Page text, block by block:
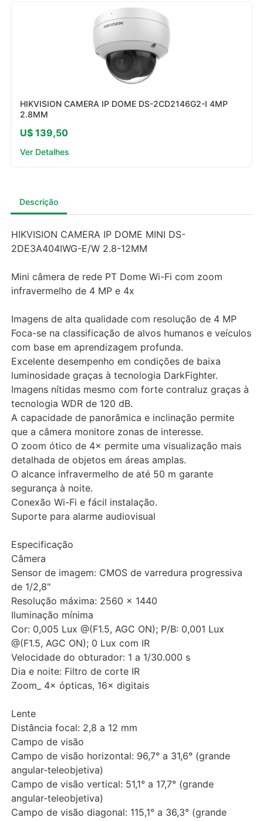
HIKVISION CAMERA IP DOME DS-2CD2146G2-I 4MP
2.8MM
U$ 139,50
Ver Detalhes
Descrição
HIKVISION CAMERA IP DOME MINI DS-
2DE3A404IWG-E/W 2.8-12MM
Mini câmera de rede PT Dome Wi-Fi com zoom
infravermelho de 4 MP e 4x
Imagens de alta qualidade com resolução de 4 MP
Foca-se na classificação de alvos humanos e veículos
com base em aprendizagem profunda.
Excelente desempenho em condições de baixa
luminosidade graças à tecnologia DarkFighter.
Imagens nítidas mesmo com forte contraluz graças à
tecnologia WDR de 120 dB.
A capacidade de panorâmica e inclinação permite
que a câmera monitore zonas de interesse.
O zoom ótico de 4× permite uma visualização mais
detalhada de objetos em áreas amplas.
O alcance infravermelho de até 50 m garante
segurança à noite.
Conexão Wi-Fi e fácil instalação.
Suporte para alarme audiovisual
Especificação
Câmera
Sensor de imagem: CMOS de varredura progressiva
de 1/2,8"
Resolução máxima: 2560 × 1440
Iluminação mínima
Cor: 0,005 Lux @(F1.5, AGC ON); P/B: 0,001 Lux
@(F1.5, AGC ON); 0 Lux com IR
Velocidade do obturador: 1 a 1/30.000 s
Dia e noite: Filtro de corte IR
Zoom_ 4× ópticas, 16× digitais
Lente
Distância focal: 2,8 a 12 mm
Campo de visão
Campo de visão horizontal: 96,7° a 31,6° (grande
angular-teleobjetiva)
Campo de visão vertical: 51,1° a 17,7° (grande
angular-teleobjetiva)
Campo de visão diagonal: 115,1° a 36,3° (grande